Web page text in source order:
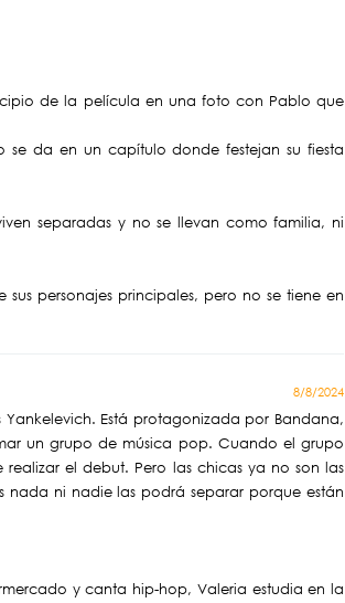
de la película en una foto con Pablo que
se da en un capítulo donde festejan su fiesta
separadas y no se llevan como familia, ni
personajes principales, pero no se tiene en
8/8/2024
Está protagonizada por Bandana,
un grupo de música pop. Cuando el grupo
el debut. Pero las chicas ya no son las
nada ni nadie las podrá separar porque están
y canta hip-hop, Valeria estudia en la